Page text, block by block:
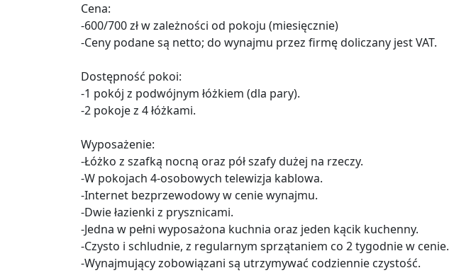
Cena:
-600/700 zł w zależności od pokoju (miesięcznie)
-Ceny podane są netto; do wynajmu przez firmę doliczany jest VAT.
Dostępność pokoi:
-1 pokój z podwójnym łóżkiem (dla pary).
-2 pokoje z 4 łóżkami.
Wyposażenie:
-Łóżko z szafką nocną oraz pół szafy dużej na rzeczy.
-W pokojach 4-osobowych telewizja kablowa.
-Internet bezprzewodowy w cenie wynajmu.
-Dwie łazienki z prysznicami.
-Jedna w pełni wyposażona kuchnia oraz jeden kącik kuchenny.
-Czysto i schludnie, z regularnym sprzątaniem co 2 tygodnie w cenie.
-Wynajmujący zobowiązani są utrzymywać codziennie czystość.